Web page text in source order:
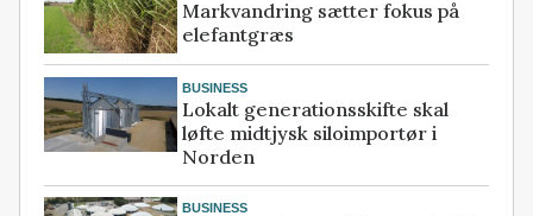
Markvandring sætter fokus på
elefantgræs
BUSINESS
Lokalt generationsskifte skal
løfte midtjysk siloimportør i
Norden
BUSINESS